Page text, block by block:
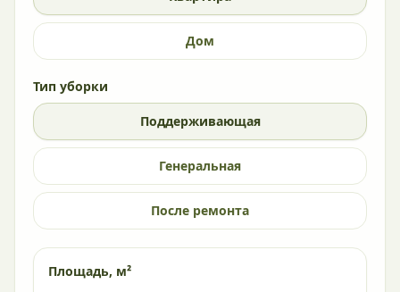
Дом
Тип уборки
Поддерживающая
Генеральная
После ремонта
Площадь, м²